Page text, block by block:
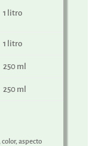
1 litro
1 litro
250 ml
250 ml
aspecto